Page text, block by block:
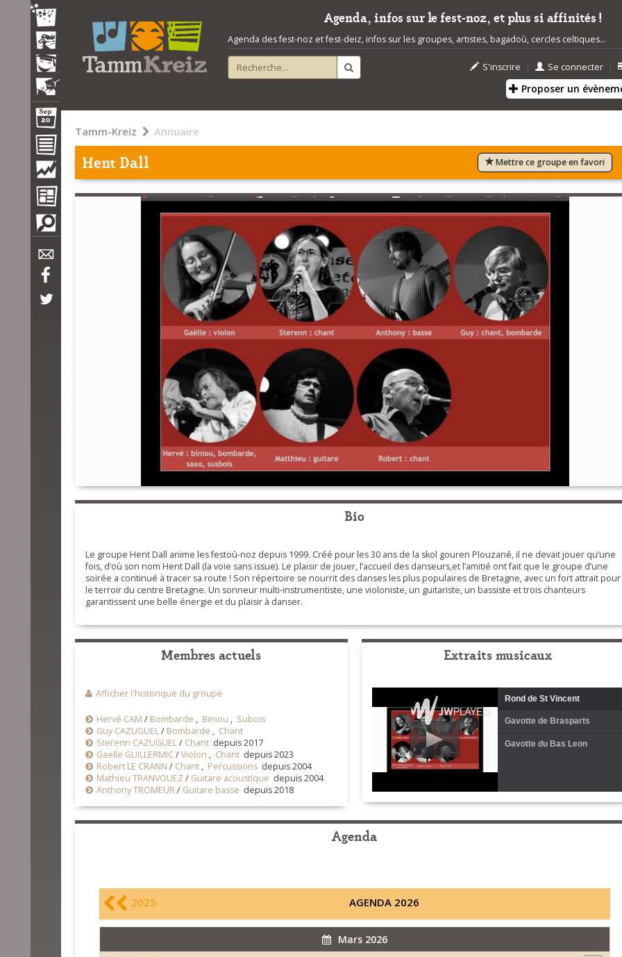
Agenda, infos sur le fest-noz, et plus si affinités !
Agenda des fest-noz et fest-deiz, infos sur les groupes, artistes, bagadoù, cercles celtiques...
S'inscrire | Se connecter |
Proposer un
Tamm-Kreiz Annuaire
Hent Dall Mettre ce groupe en favori
Bio
Le groupe Hent Dall anime les festoù-noz depuis 1999. Créé pour les 30 ans de la skol gouren Plouzané, il ne devait jouer qu’une
fois, d’où son nom Hent Dall (la voie sans issue). Le plaisir de jouer, l’accueil des danseurs,et l’amitié ont fait que le groupe d’une
soirée a continué à tracer sa route ! Son répertoire se nourrit des danses les plus populaires de Bretagne, avec un fort attrait pour
le terroir du centre Bretagne. Un sonneur multi-instrumentiste, une violoniste, un guitariste, un bassiste et trois chanteurs
garantissent une belle énergie et du plaisir à danser.
Membres actuels
Afficher l'historique du groupe
Hervé CAM / Bombarde , Biniou , Subois
Guy CAZUGUEL/ Bombarde , Chant
Sterenn CAZUGUEL/ Chantdepuis 2017
Gaelle GUILLERMIC/Violon , Chantdepuis 2023
Robert LE CRANN / Chant, Percussionsdepuis 2004
Mathieu TRANVOUEZ / Guitare acoustique depuis 2004
Anthony TROMEUR/ Guitare basse depuis 2018
Extraits musicaux
Rond de St Vincent
Gavotte de Brasparts
Gavotte du Bas Leon
Agenda
2025 AGENDA 2026
Mars 2026